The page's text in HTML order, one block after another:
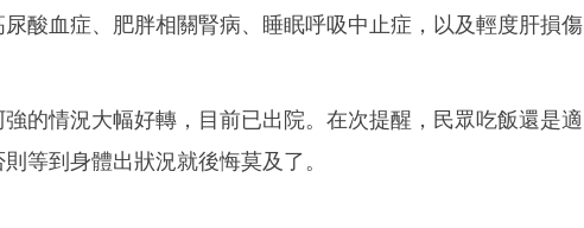
酸血症、肥胖相關腎病、睡眠呼吸中止症，以及輕度肝損傷
的情況大幅好轉，目前已出院。在次提醒，民眾吃飯還是適
等到身體出狀況就後悔莫及了。